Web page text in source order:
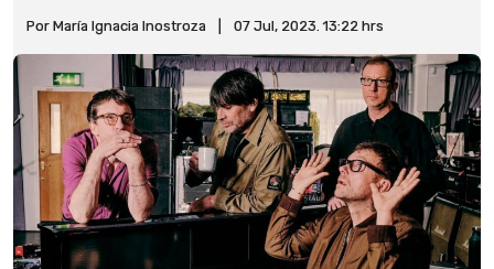
Por María Ignacia Inostroza 07 Jul, 2023. 13:22 hrs